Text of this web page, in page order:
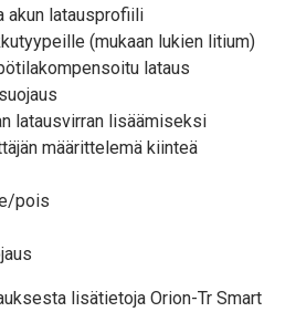
akun latausprofiili
(mukaan lukien litium)
lataus
latausvirran lisäämiseksi
määrittelemä kiinteä
pois
lisätietoja Orion-Tr Smart